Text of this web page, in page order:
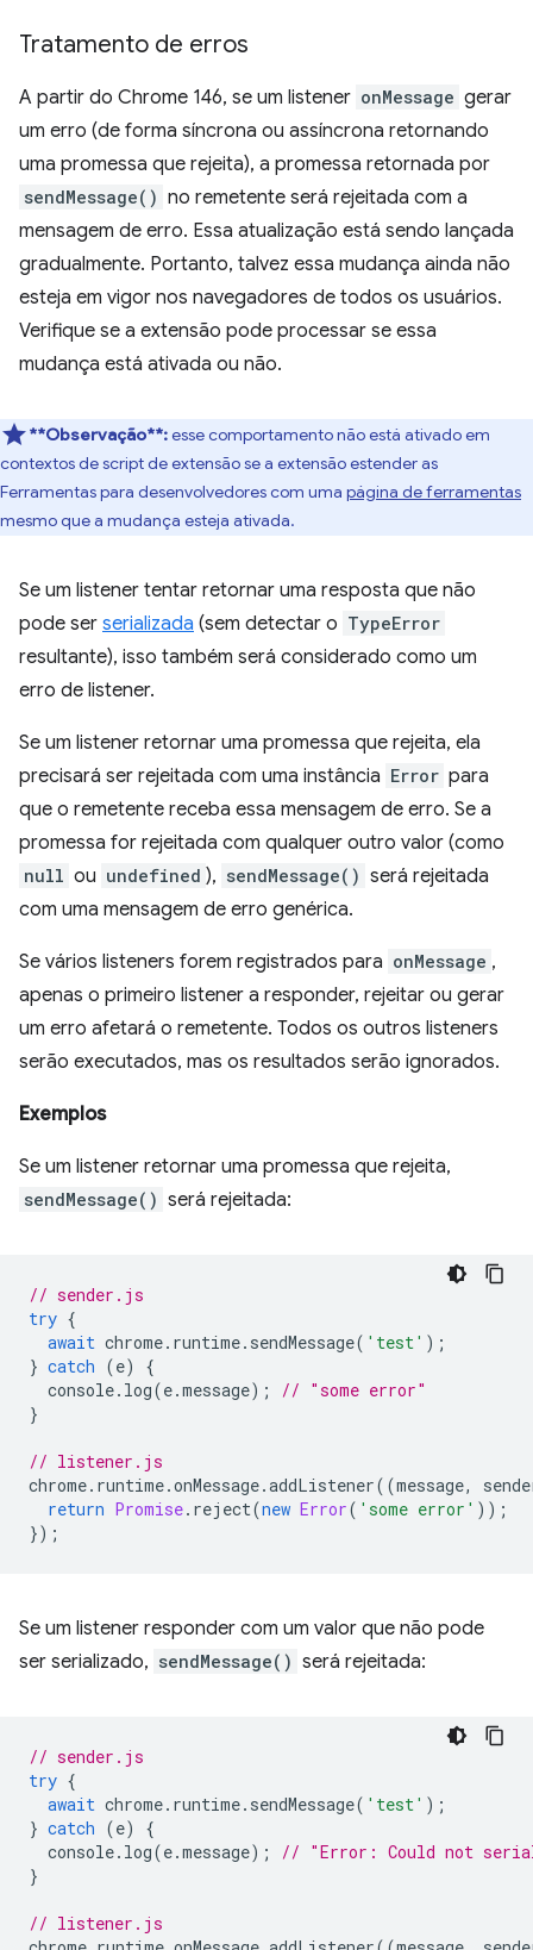
Tratamento de erros
A partir do Chrome 146, se um listener onMessage gerar
um erro (de forma síncrona ou assíncrona retornando
uma promessa que rejeita), a promessa retornada por
sendMessage() no remetente será rejeitada com a
mensagem de erro. Essa atualização está sendo lançada
gradualmente. Portanto, talvez essa mudança ainda não
esteja em vigor nos navegadores de todos os usuários.
Verifique se a extensão pode processar se essa
mudança está ativada ou não.
**Observação**:esse comportamento não está ativado em
contextos de script de extensão se a extensão estender as
Ferramentas para desenvolvedores com uma página de ferramentas
mesmo que a mudança esteja ativada.
Se um listener tentar retornar uma resposta que não
pode ser serializada (sem detectar o TypeError
resultante), isso também será considerado como um
erro de listener.
Se um listener retornar uma promessa que rejeita, ela
precisará ser rejeitada com uma instância Error para
que o remetente receba essa mensagem de erro. Se a
promessa for rejeitada com qualquer outro valor (como
null ou undefined ), sendMessage() será rejeitada
com uma mensagem de erro genérica.
Se vários listeners forem registrados para onMessage ,
apenas o primeiro listener a responder, rejeitar ou gerar
um erro afetará o remetente. Todos os outros listeners
serão executados, mas os resultados serão ignorados.
Exemplos
Se um listener retornar uma promessa que rejeita,
sendMessage() será rejeitada:
// sender.js
try {
await chrome. runtime. sendMessage( 'test' );
} catch (e)
{
console. log(e.message);
// "some error"
}
// listener.js
chrome. runtime.onMessage.addListener((message,
return Promise. reject(new Error( 'some error' ));
});
Se um listener responder com um valor que não pode
ser serializado, sendMessage() será rejeitada:
// sender.js
try {
await chrome. runtime. sendMessage( 'test' );
} catch (e)
{
console. log(e.message);
// "Error: Could not
}
// listener.js